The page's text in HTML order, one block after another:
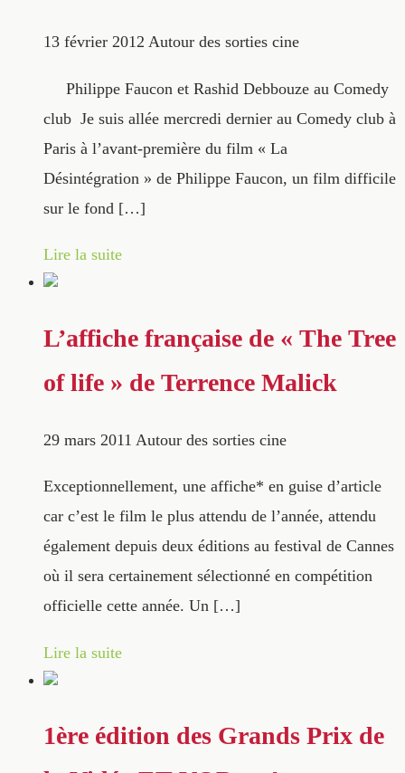
13 février 2012 Autour des sorties cine
Philippe Faucon et Rashid Debbouze au Comedy
club Je suis allée mercredi dernier au Comedy club à
Paris à l’avant-première du film « La
Désintégration » de Philippe Faucon, un film difficile
sur le fond […]
Lire la suite
L’affiche française de « The Tree
of life » de Terrence Malick
29 mars 2011 Autour des sorties cine
Exceptionnellement, une affiche* en guise d’article
car c’est le film le plus attendu de l’année, attendu
également depuis deux éditions au festival de Cannes
où il sera certainement sélectionné en compétition
officielle cette année. Un […]
Lire la suite
1ère édition des Grands Prix de